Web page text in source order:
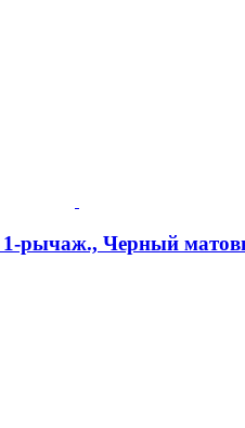
рычаж., Черный